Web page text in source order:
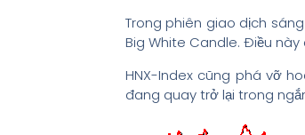
Trong phiên giao dịch
Big White Candle. Điều
HNX-Index cũng phá vỡ
đang quay trở lại trong